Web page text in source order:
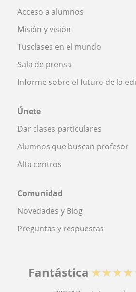
Acceso a alumnos
Misión y visión
Tusclases en el mundo
Sala de prensa
Informe sobre el futuro de la
Únete
Dar clases particulares
Alumnos que buscan profesor
Alta centros
Comunidad
Novedades y Blog
Preguntas y respuestas
Fantástica